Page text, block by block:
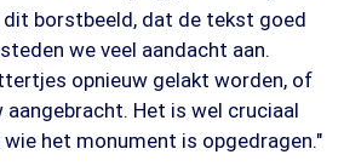
dit borstbeeld, dat de tekst goed
we veel aandacht aan.
opnieuw gelakt worden, of
aangebracht. Het is wel cruciaal
het monument is opgedragen."